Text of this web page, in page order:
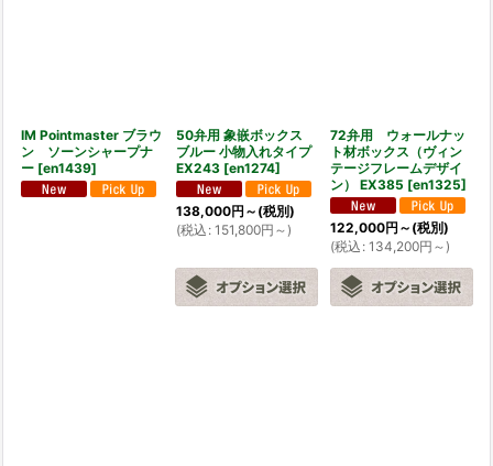
IM Pointmaster ブラウ
ン ソーンシャープナ
ー [en1439]
50弁用 象嵌ボックス
ブルー 小物入れタイプ
EX243 [en1274]
138,000円 ～ (税別)
(税込 : 151,800円 ～)
72弁用 ウォールナッ
ト材ボックス（ヴィン
テージフレームデザイ
ン） EX385 [en1325]
122,000円 ～ (税別)
(税込 : 134,200円 ～)